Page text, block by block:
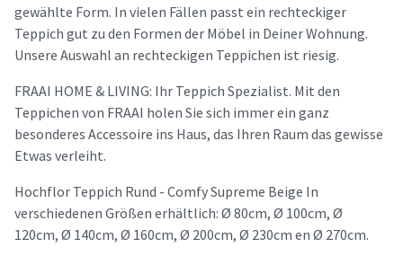
gewählte Form. In vielen Fällen passt ein rechteckiger
Teppich gut zu den Formen der Möbel in Deiner Wohnung.
Unsere Auswahl an rechteckigen Teppichen ist riesig.
FRAAI HOME & LIVING: Ihr Teppich Spezialist. Mit den
Teppichen von FRAAI holen Sie sich immer ein ganz
besonderes Accessoire ins Haus, das Ihren Raum das gewisse
Etwas verleiht.
Hochflor Teppich Rund - Comfy Supreme Beige In
verschiedenen Größen erhältlich: Ø 80cm, Ø 100cm, Ø
120cm, Ø 140cm, Ø 160cm, Ø 200cm, Ø 230cm en Ø 270cm.